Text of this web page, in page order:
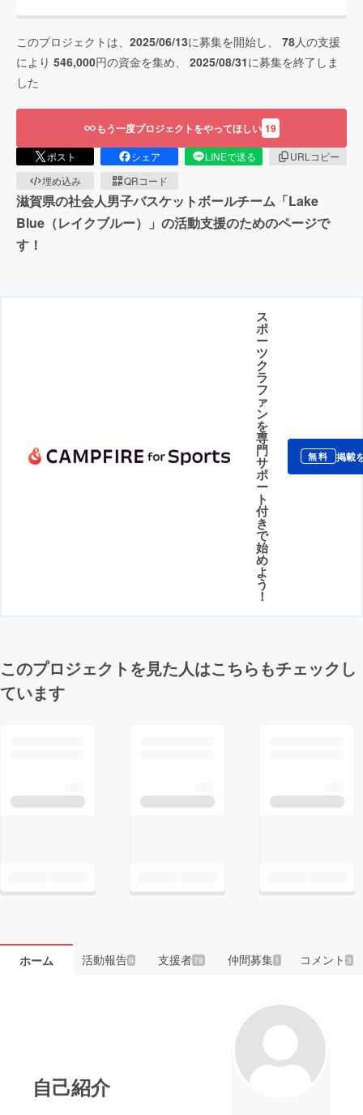
このプロジェクトは、 2025/06/13に募集を開始し、 78人の支援
により 546,000円の資金を集め、 2025/08/31に募集を終了しま
した
もう一度プロジェクトをやってほしい 19
ポスト シェア LINEで送る
URLコピー
埋め込み
QRコード
滋賀県の社会人男子バスケットボールチーム「Lake
Blue（レイクブルー）」の活動支援のためのページで
す！
ス
ポ
ー
ツ
ク
ラ
フ
ァ
ン
を
専
門
サ
ポ
ー
ト
付
き
で
始
め
よ
う
！
無料 掲載
このプロジェクトを見た人はこちらもチェックし
ています
ホーム 活動報告9 支援者78 仲間募集 1 コメント3
自己紹介